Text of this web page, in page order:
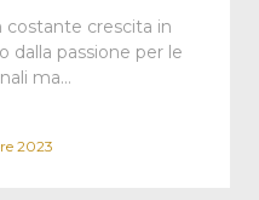
costante crescita in
dalla passione per le
ma…
2023